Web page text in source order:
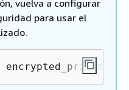
vuelva a configurar
para usar el